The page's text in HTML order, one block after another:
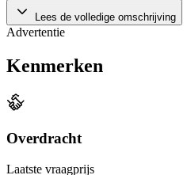
Lees de volledige omschrijving
Advertentie
Kenmerken
Overdracht
Laatste vraagprijs